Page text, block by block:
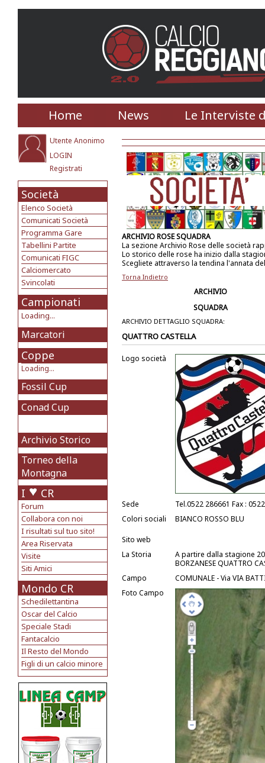
Home News Le Interviste
Utente Anonimo
LOGIN
Registrati
Società
Elenco Società
Comunicati Società
Programma Gare
Tabellini Partite
Comunicati FIGC
Calciomercato
Svincolati
Campionati
Loading...
Marcatori
Coppe
Loading...
Fossil Cup
Conad Cup
Archivio Storico
Torneo della
Montagna
I CR
Forum
Collabora con noi
I risultati sul tuo sito!
Area Riservata
Visite
Siti Amici
Mondo CR
Schedilettantina
Oscar del Calcio
Speciale Stadi
Fantacalcio
Il Resto del Mondo
Figli di un calcio minore
ARCHIVIO ROSE SQUADRA
La sezione Archivio Rose delle società
Lo storico delle rose ha inizio dalla
Scegliete attraverso la tendina l'annata
Torna Indietro
ARCHIVIO
SQUADRA
ARCHIVIO DETTAGLIO SQUADRA:
QUATTRO CASTELLA
Logo società
Sede
Tel.0522 286661 Fax :
Colori sociali
BIANCO ROSSO BLU
Sito web
La Storia
A partire dalla stagione
BORZANESE QUATTRO
Campo
COMUNALE - Via VIA
Foto Campo